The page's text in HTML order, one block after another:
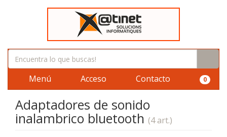
Menú Acceso Contacto 0
Adaptadores de sonido
inalambrico bluetooth (4 art.)